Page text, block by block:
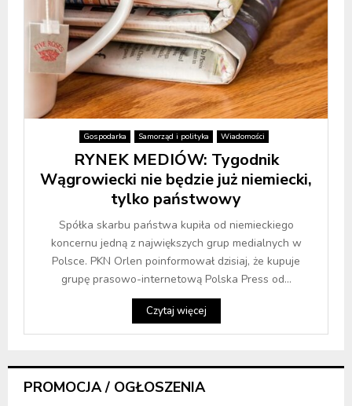
Gospodarka Samorząd i polityka Wiadomości
RYNEK MEDIÓW: Tygodnik
Wągrowiecki nie będzie już niemiecki,
tylko państwowy
Spółka skarbu państwa kupiła od niemieckiego
koncernu jedną z największych grup medialnych w
Polsce. PKN Orlen poinformował dzisiaj, że kupuje
grupę prasowo-internetową Polska Press od...
Czytaj więcej
PROMOCJA / OGŁOSZENIA